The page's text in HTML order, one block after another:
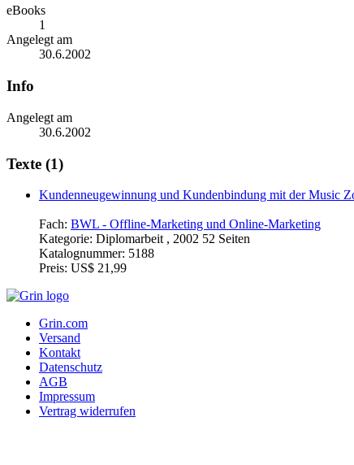
eBooks
1
Angelegt am
30.6.2002
Info
Angelegt am
30.6.2002
Texte (1)
Kundenneugewinnung und Kundenbindung mit der Music
Fach: BWL - Offline-Marketing und Online-Marketing
Kategorie: Diplomarbeit , 2002 52 Seiten
Katalognummer: 5188
Preis: US$ 21,99
Grin.com
Versand
Kontakt
Datenschutz
AGB
Impressum
Vertrag widerrufen